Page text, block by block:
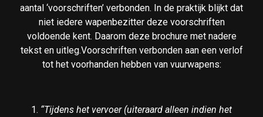
aantal ‘voorschriften’ verbonden. In de praktijk blijkt dat
niet iedere wapenbezitter deze voorschriften
voldoende kent. Daarom deze brochure met nadere
tekst en uitleg.Voorschriften verbonden aan een verlof
tot het voorhanden hebben van vuurwapens:
1. “Tijdens het vervoer (uiteraard alleen indien het